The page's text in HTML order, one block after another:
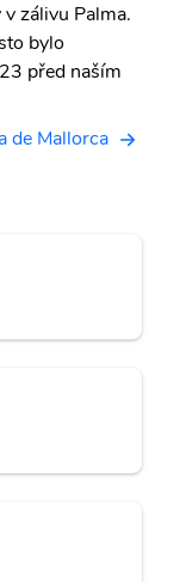
zálivu Palma.
bylo
před naším
de Mallorca